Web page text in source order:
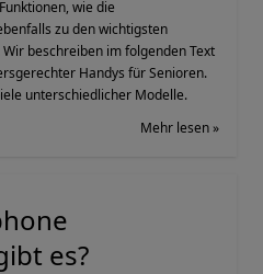
wie die
zu den wichtigsten
beschreiben im folgenden Text
Handys für Senioren.
unterschiedlicher Modelle.
Mehr lesen »
es?